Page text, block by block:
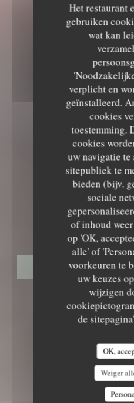
Het restaurant
gebruiken
wat kan
verplicht en
geïnstalleerd.
cookies
toestemming.
cookies
uw navigatie te
sitepubliek te
bieden (bijv.
sociale
of inhoud
op 'OK,
alle' of
voorkeuren te
uw keuzes
wijzigen
de
OK,
Weiger
GOURMET
Le Nid -
LE NID -